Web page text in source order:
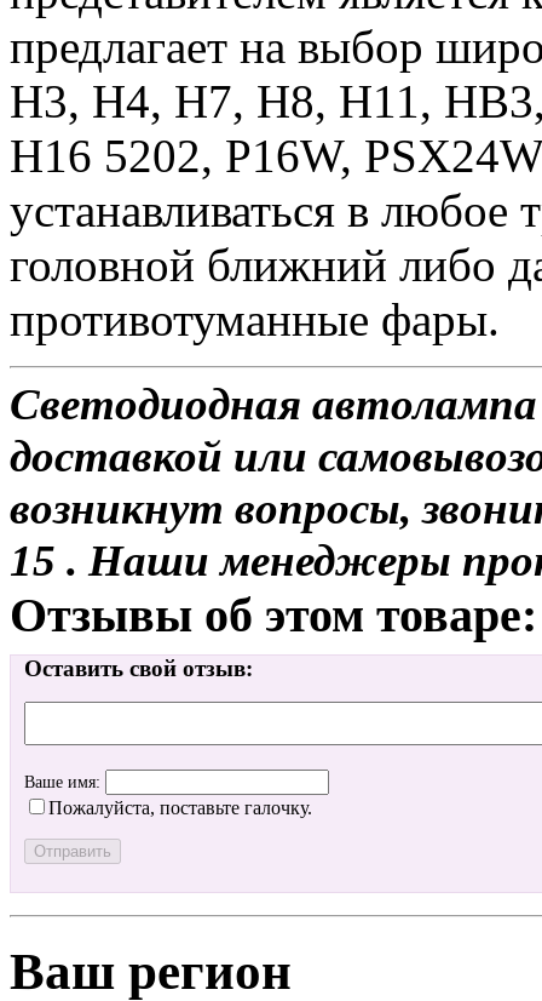
предлагает на выбор
H3, H4, H7, H8, H11,
H16 5202, P16W,
устанавливаться в любое
головной ближний либо
противотуманные фары.
Светодиодная
доставкой или
возникнут вопросы,
15 . Наши менеджеры
Отзывы об этом товаре:
Оставить свой отзыв:
Ваше имя:
Пожалуйста, поставьте галочку.
Ваш регион